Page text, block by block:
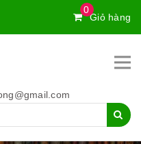
0
Giỏ hàng